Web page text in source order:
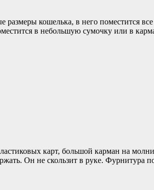
кошелька, в него поместится
в небольшую сумочку или в
карт, большой карман на
Он не скользит в руке. Фурнитура